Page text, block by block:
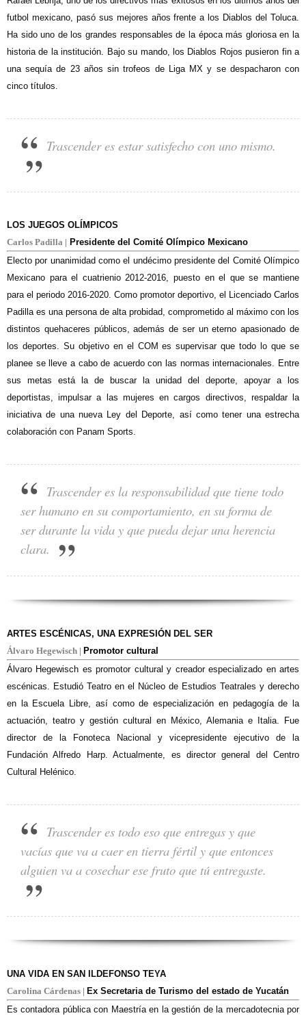
futbol mexicano, pasó sus mejores años frente a los Diablos del Toluca.
Ha sido uno de los grandes responsables de la época más gloriosa en la
historia de la institución. Bajo su mando, los Diablos Rojos pusieron fin a
una sequía de 23 años sin trofeos de Liga MX y se despacharon con
cinco títulos.
Trascender es estar satisfecho con uno mismo.
LOS JUEGOS OLÍMPICOS
Carlos Padilla | Presidente del Comité Olímpico Mexicano
Electo por unanimidad como el undécimo presidente del Comité Olímpico
Mexicano para el cuatrienio 2012-2016, puesto en el que se mantiene
para el periodo 2016-2020. Como promotor deportivo, el Licenciado Carlos
Padilla es una persona de alta probidad, comprometido al máximo con los
distintos quehaceres públicos, además de ser un eterno apasionado de
los deportes. Su objetivo en el COM es supervisar que todo lo que se
planee se lleve a cabo de acuerdo con las normas internacionales. Entre
sus metas está la de buscar la unidad del deporte, apoyar a los
deportistas, impulsar a las mujeres en cargos directivos, respaldar la
iniciativa de una nueva Ley del Deporte, así como tener una estrecha
colaboración con Panam Sports.
Trascender es la responsabilidad que tiene todo
ser humano en su comportamiento, en su forma de
ser durante la vida y que pueda dejar una herencia
clara.
ARTES ESCÉNICAS, UNA EXPRESIÓN DEL SER
Álvaro Hegewisch | Promotor cultural
Álvaro Hegewisch es promotor cultural y creador especializado en artes
escénicas. Estudió Teatro en el Núcleo de Estudios Teatrales y derecho
en la Escuela Libre, así como de especialización en pedagogía de la
actuación, teatro y gestión cultural en México, Alemania e Italia. Fue
director de la Fonoteca Nacional y vicepresidente ejecutivo de la
Fundación Alfredo Harp. Actualmente, es director general del Centro
Cultural Helénico.
Trascender es todo eso que entregas y que
vacías que va a caer en tierra fértil y que entonces
alguien va a cosechar ese fruto que tú entregaste.
UNA VIDA EN SAN ILDEFONSO TEYA
Carolina Cárdenas | Ex Secretaria de Turismo del estado de Yucatán
Es contadora pública con Maestría en la gestión de la mercadotecnia por